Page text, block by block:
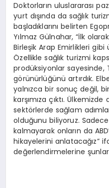
Doktorların uluslararası
yurt dışında da sağlık
başladıklarını belirten
Yılmaz Gülnahar, “İlk
Birleşik Arap Emirlikleri gibi
Özellikle sağlık turizmi
prodüksiyonlar sayesinde,
görünürlüğünü artırdık.
yalnızca bir sonuç değil,
karşımıza çıktı.
sektörlerde sağlam
olduğunu biliyoruz. Sadece
kalmayarak onların da
hikayelerini anlatacağız”
değerlendirmelerine